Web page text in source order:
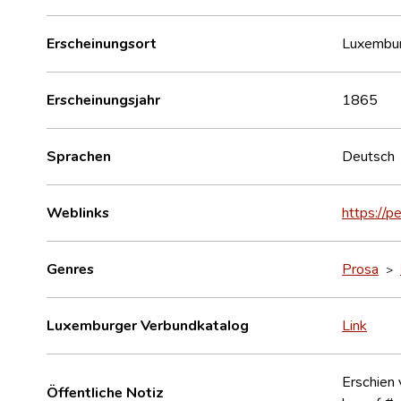
Erscheinungsort
Erscheinungsjahr 1865
Sprachen Deutsch
Weblinks https://
Genres Prosa >
Luxemburger Verbundkatalog Link
Öffentliche Notiz